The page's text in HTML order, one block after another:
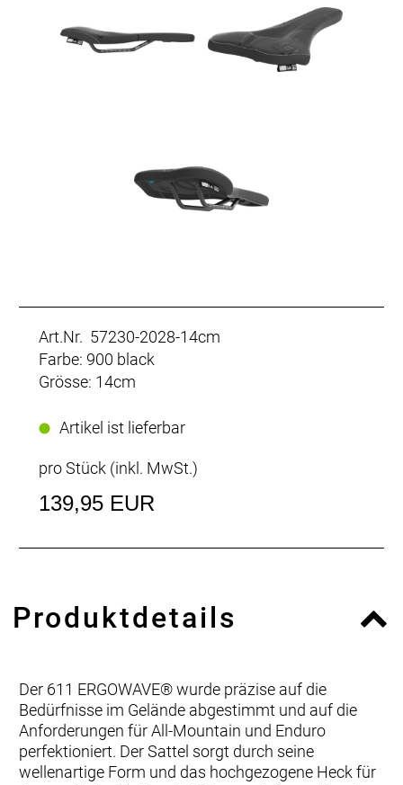
Art.Nr. 57230-2028-14cm
Farbe: 900 black
Grösse: 14cm
Artikel ist lieferbar
pro Stück (inkl. MwSt.)
139,95 EUR
Produktdetails
Der 611 ERGOWAVE® wurde präzise auf die
Bedürfnisse im Gelände abgestimmt und auf die
Anforderungen für All-Mountain und Enduro
perfektioniert. Der Sattel sorgt durch seine
wellenartige Form und das hochgezogene Heck für